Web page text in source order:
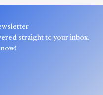
straight to your inbox.
now!